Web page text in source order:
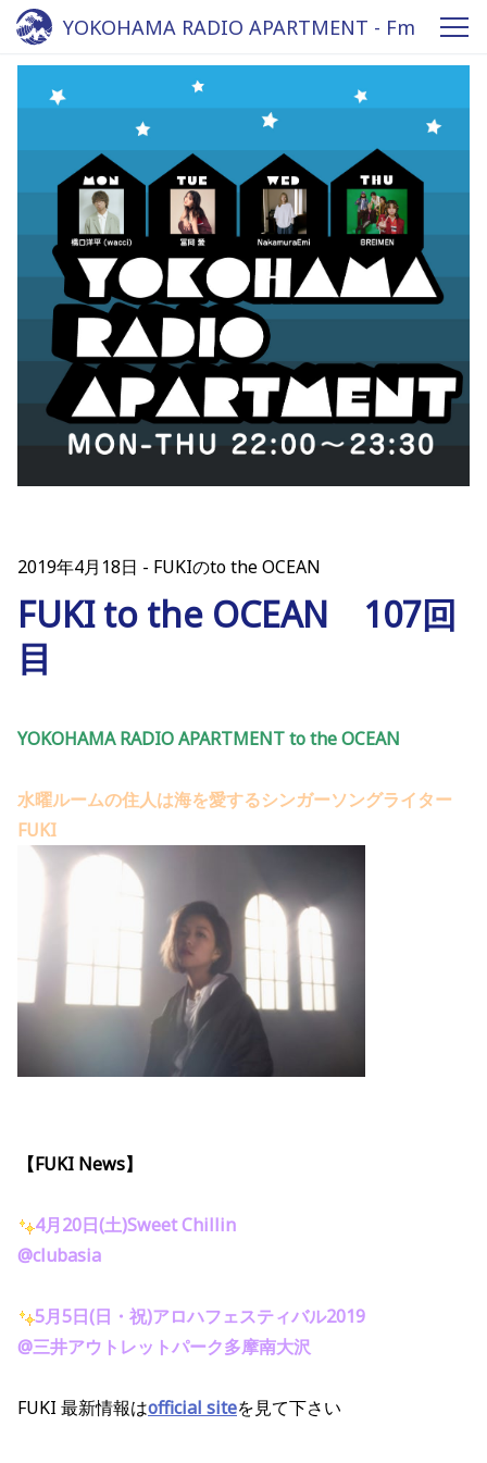
YOKOHAMA RADIO APARTMENT - Fm
yokohama 84.7
2019年4月18日 FUKIのto the OCEAN
FUKI to the OCEAN 107回
目
YOKOHAMA RADIO APARTMENT to the OCEAN
水曜ルームの住人は海を愛するシンガーソングライター
FUKI
【FUKI News】
4月20日(土)Sweet Chillin
@clubasia
5月5日(日・祝)アロハフェスティバル2019
@三井アウトレットパーク多摩南大沢
FUKI 最新情報はofficial siteを見て下さい